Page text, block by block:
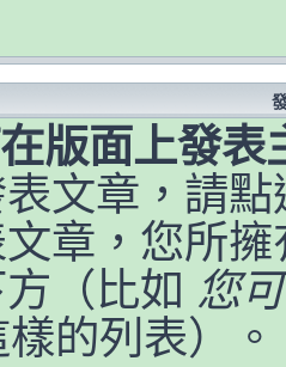
版面上發表
文章，請
章，您所
（比如 您
的列表）。